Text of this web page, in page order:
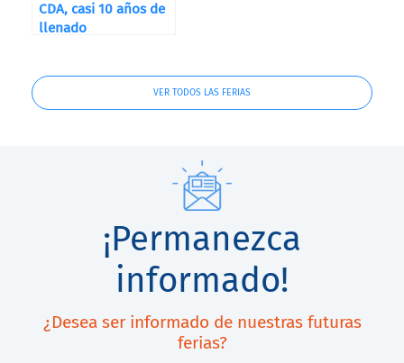
CDA, casi 10 años de
llenado
VER TODOS LAS FERIAS
¡Permanezca
informado!
¿Desea ser informado de nuestras futuras
ferias?